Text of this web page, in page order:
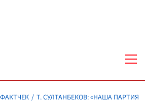
Т. СУЛТАНБЕКОВ: «НАША ПАРТИЯ